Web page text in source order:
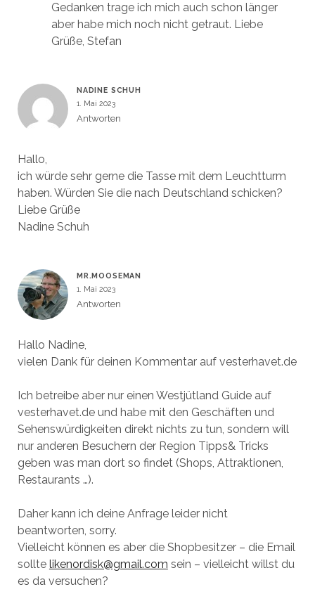
Gedanken trage ich mich auch schon länger
aber habe mich noch nicht getraut. Liebe
Grüße, Stefan
NADINE SCHUH
1. Mai 2023
Antworten
Hallo,
ich würde sehr gerne die Tasse mit dem Leuchtturm
haben. Würden Sie die nach Deutschland schicken?
Liebe Grüße
Nadine Schuh
MR.MOOSEMAN
1. Mai 2023
Antworten
Hallo Nadine,
vielen Dank für deinen Kommentar auf vesterhavet.de
Ich betreibe aber nur einen Westjütland Guide auf
vesterhavet.de und habe mit den Geschäften und
Sehenswürdigkeiten direkt nichts zu tun, sondern will
nur anderen Besuchern der Region Tipps& Tricks
geben was man dort so findet (Shops, Attraktionen,
Restaurants …).
Daher kann ich deine Anfrage leider nicht
beantworten, sorry.
Vielleicht können es aber die Shopbesitzer – die Email
sollte likenordisk@gmail.com sein – vielleicht willst du
es da versuchen?